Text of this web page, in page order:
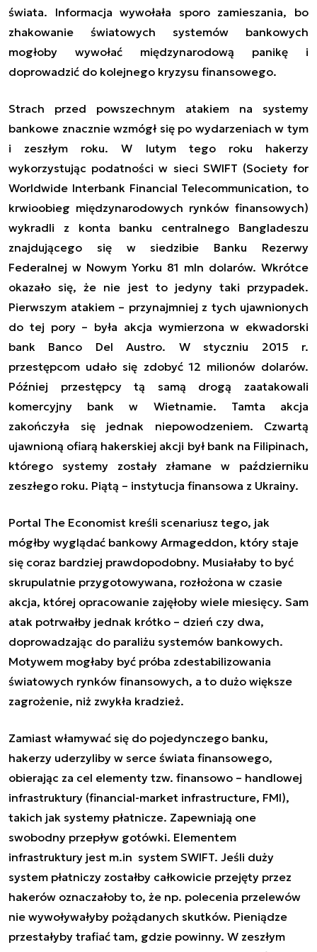
świata. Informacja wywołała sporo zamieszania, bo
zhakowanie światowych systemów bankowych
mogłoby wywołać międzynarodową panikę i
doprowadzić do kolejnego kryzysu finansowego.
Strach przed powszechnym atakiem na systemy
bankowe znacznie wzmógł się po wydarzeniach w tym
i zeszłym roku.W lutym tego roku hakerzy
wykorzystując podatności w sieci SWIFT (Society for
Worldwide Interbank Financial Telecommunication, to
krwioobieg międzynarodowych rynków finansowych)
wykradli z konta banku centralnego Bangladeszu
znajdującego się w siedzibie Banku Rezerwy
Federalnej w Nowym Yorku 81 mln dolarów. Wkrótce
okazało się, że nie jest to jedyny taki przypadek.
Pierwszym atakiem – przynajmniej z tych ujawnionych
do tej pory – była akcja wymierzona w ekwadorski
bank Banco Del Austro. W styczniu 2015 r.
przestępcom udało się zdobyć 12 milionów dolarów.
Później przestępcy tą samą drogą zaatakowali
komercyjny bank w Wietnamie. Tamta akcja
zakończyła się jednak niepowodzeniem. Czwartą
ujawnioną ofiarą hakerskiej akcji był bank na Filipinach,
którego systemy zostały złamane w październiku
zeszłego roku. Piątą – instytucja finansowa z Ukrainy.
Portal The Economist kreśli scenariusz tego, jak
mógłby wyglądać bankowy Armageddon, który staje
się coraz bardziej prawdopodobny. Musiałaby to być
skrupulatnie przygotowywana, rozłożona w czasie
akcja, której opracowanie zajęłoby wiele miesięcy. Sam
atak potrwałby jednak krótko – dzień czy dwa,
doprowadzając do paraliżu systemów bankowych.
Motywem mogłaby być próba zdestabilizowania
światowych rynków finansowych, a to dużo większe
zagrożenie, niż zwykła kradzież.
Zamiast włamywać się do pojedynczego banku,
hakerzy uderzyliby w serce świata finansowego,
obierając za cel elementy tzw. finansowo – handlowej
infrastruktury (financial-market infrastructure, FMI),
takich jak systemy płatnicze. Zapewniają one
swobodny przepływ gotówki. Elementem
infrastruktury jest m.in system SWIFT. Jeśli duży
system płatniczy zostałby całkowicie przejęty przez
hakerów oznaczałoby to, że np. polecenia przelewów
nie wywoływałyby pożądanych skutków. Pieniądze
przestałyby trafiać tam, gdzie powinny. W zeszłym